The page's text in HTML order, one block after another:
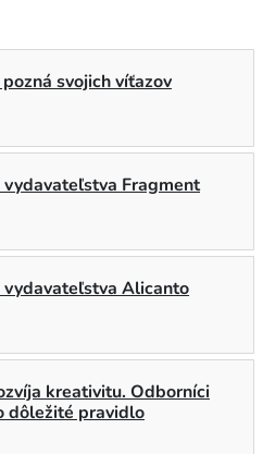
svojich víťazov
Fragment
Alicanto
kreativitu. Odborníci
dôležité pravidlo